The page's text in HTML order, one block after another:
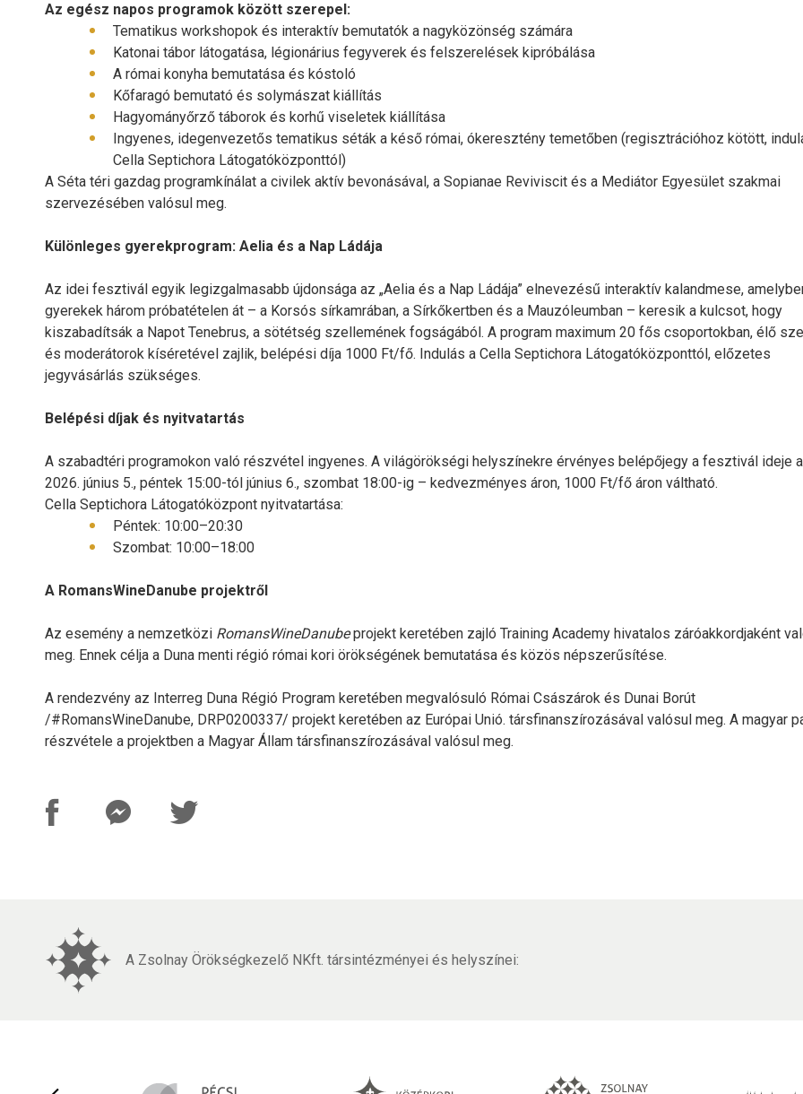
Az egész napos programok között szerepel:
Tematikus workshopok és interaktív bemutatók a nagyközönség számára
Katonai tábor látogatása, légionárius fegyverek és felszerelések kipróbálása
A római konyha bemutatása és kóstoló
Kőfaragó bemutató és solymászat kiállítás
Hagyományőrző táborok és korhű viseletek kiállítása
Ingyenes, idegenvezetős tematikus séták a késő római, ókeresztény temetőben (regisztrációhoz kötött,
Cella Septichora Látogatóközponttól)
A Séta téri gazdag programkínálat a civilek aktív bevonásával, a Sopianae Reviviscit és a Mediátor Egyesület szakmai
szervezésében valósul meg.
Különleges gyerekprogram: Aelia és a Nap Ládája
Az idei fesztivál egyik legizgalmasabb újdonsága az „Aelia és a Nap Ládája” elnevezésű interaktív kalandmese,
gyerekek három próbatételen át – a Korsós sírkamrában, a Sírkőkertben és a Mauzóleumban – keresik a kulcsot, hogy
kiszabadítsák a Napot Tenebrus, a sötétség szellemének fogságából. A program maximum 20 fős csoportokban, élő
és moderátorok kíséretével zajlik, belépési díja 1000 Ft/fő. Indulás a Cella Septichora Látogatóközponttól, előzetes
jegyvásárlás szükséges.
Belépési díjak és nyitvatartás
A szabadtéri programokon való részvétel ingyenes. A világörökségi helyszínekre érvényes belépőjegy a fesztivál ideje
2026. június 5., péntek 15:00-tól június 6., szombat 18:00-ig – kedvezményes áron, 1000 Ft/fő áron váltható.
Cella Septichora Látogatóközpont nyitvatartása:
Péntek: 10:00–20:30
Szombat: 10:00–18:00
A RomansWineDanube projektről
Az esemény a nemzetközi RomansWineDanubeprojekt keretében zajló Training Academy hivatalos záróakkordjaként
meg. Ennek célja a Duna menti régió római kori örökségének bemutatása és közös népszerűsítése.
A rendezvény az Interreg Duna Régió Program keretében megvalósuló Római Császárok és Dunai Borút
/#RomansWineDanube, DRP0200337/ projekt keretében az Európai Unió. társfinanszírozásával valósul meg. A magyar
részvétele a projektben a Magyar Állam társfinanszírozásával valósul meg.
A Zsolnay Örökségkezelő NKft. társintézményei és helyszínei: